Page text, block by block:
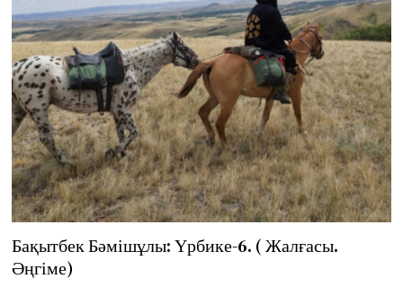
Бақытбек Бәмішұлы: Үрбике-6. ( Жалғасы.
Әңгіме)